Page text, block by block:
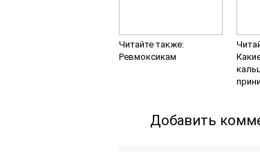
Читайте также:
Ревмоксикам
Добавить